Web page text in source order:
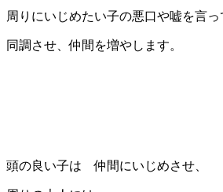
周りにいじめたい子の悪口や嘘を言っ
同調させ、仲間を増やします。
頭の良い子は 仲間にいじめさせ、